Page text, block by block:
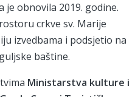
obnovila 2019. godine.
crkve sv. Marije
izvedbama i podsjetio na
baštine.
Ministarstva kulture i